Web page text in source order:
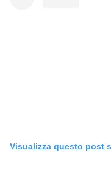
Visualizza questo post